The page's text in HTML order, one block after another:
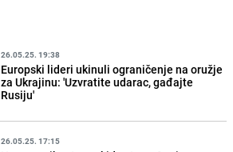
26.05.25. 19:38
Europski lideri ukinuli ograničenje na oružje
za Ukrajinu: 'Uzvratite udarac, gađajte
Rusiju'
26.05.25. 17:15